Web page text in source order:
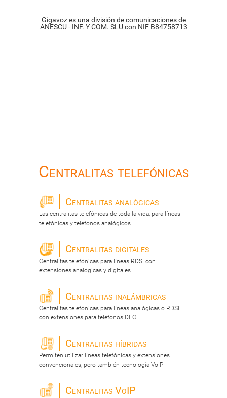
Gigavoz es una división de comunicaciones de
ANESCU - INF. Y COM. SLU con NIF B84758713
Centralitas telefónicas
Centralitas analógicas
Las centralitas telefónicas de toda la vida, para líneas
telefónicas y teléfonos analógicos
Centralitas digitales
Centralitas telefónicas para líneas RDSI con
extensiones analógicas y digitales
Centralitas inalámbricas
Centralitas telefónicas para líneas analógicas o RDSI
con extensiones para teléfonos DECT
Centralitas híbridas
Permiten utilizar líneas telefónicas y extensiones
convencionales, pero también tecnología VoIP
Centralitas VoIP